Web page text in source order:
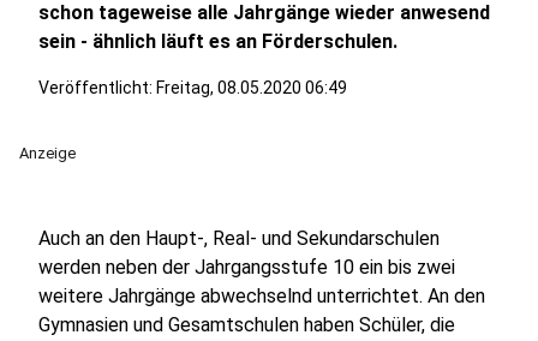
schon tageweise alle Jahrgänge wieder anwesend
sein - ähnlich läuft es an Förderschulen.
Veröffentlicht: Freitag, 08.05.2020 06:49
Anzeige
Auch an den Haupt-, Real- und Sekundarschulen
werden neben der Jahrgangsstufe 10 ein bis zwei
weitere Jahrgänge abwechselnd unterrichtet. An den
Gymnasien und Gesamtschulen haben Schüler, die